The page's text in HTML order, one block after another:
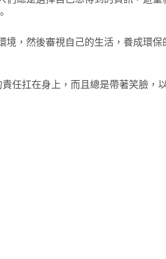
，然後審視自己的生活，養成環
任扛在身上，而且總是帶著笑臉，